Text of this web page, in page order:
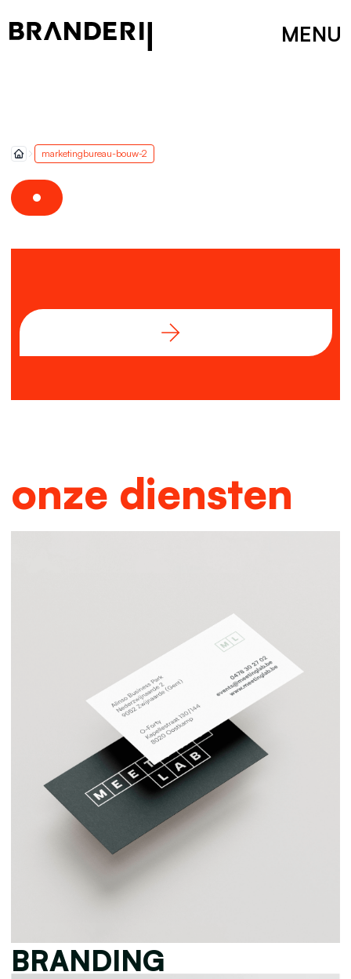
MENU
marketingbureau-bouw-2
onze diensten
BRANDING